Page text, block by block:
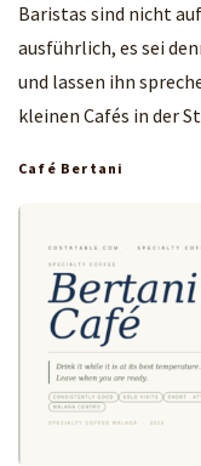
Baristas sind nicht
ausführlich, es sei
und lassen ihn
kleinen Cafés in der
Café Bertani